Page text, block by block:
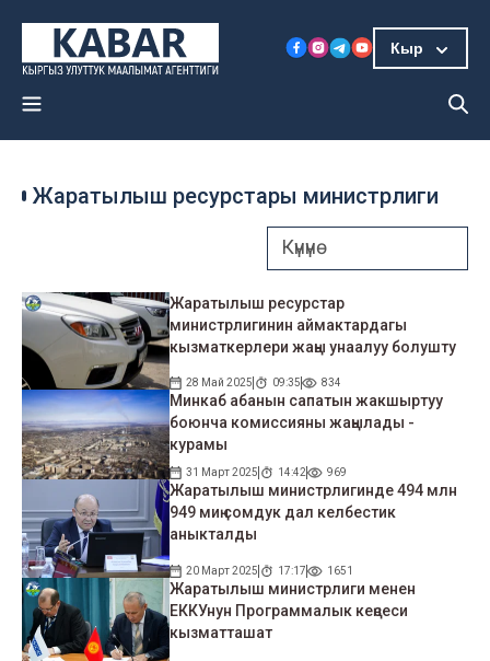
Кыр
Жаратылыш ресурстары министрлиги
Жаратылыш ресурстар
министрлигинин аймактардагы
кызматкерлери жаңы унаалуу болушту
28 Май 2025 09:35 834
Минкаб абанын сапатын жакшыртуу
боюнча комиссияны жаңылады -
курамы
31 Март 2025 14:42 969
Жаратылыш министрлигинде 494 млн
949 миң сомдук дал келбестик
аныкталды
20 Март 2025 17:17 1651
Жаратылыш министрлиги менен
ЕККУнун Программалык кеңсеси
кызматташат